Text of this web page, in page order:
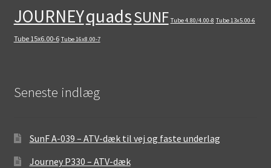
JOURNEYquadsSUNF Tube 4.80/4.00-8 Tube 13x5.00-6
Tube 15x6.00-6 Tube 16x8.00-7
Seneste indlæg
SunF A-039 – ATV-dæk til vej og faste underlag
Journey P330 – ATV-dæk